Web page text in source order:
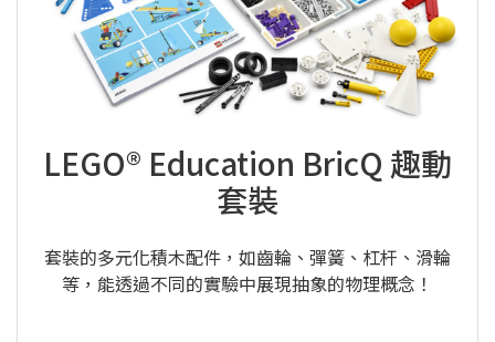
LEGO® Education BricQ 趣動
套裝
套裝的多元化積木配件，如齒輪、彈簧、杠杆、滑輪
等，能透過不同的實驗中展現抽象的物理概念！